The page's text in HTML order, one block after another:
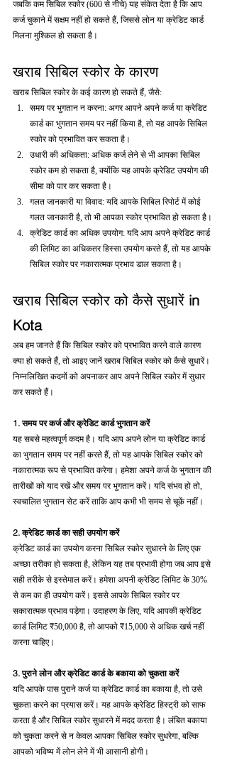
जबकि कम सिबिल स्कोर (600 से नीचे) यह संकेत देता है कि आप
कर्ज चुकाने में सक्षम नहीं हो सकते हैं, जिससे लोन या क्रेडिट कार्ड
मिलना मुश्किल हो सकता है।
खराब सिबिल स्कोर के कारण
खराब सिबिल स्कोर के कई कारण हो सकते हैं, जैसे:
समय पर भुगतान न करना: अगर आपने अपने कर्ज या क्रेडिट
कार्ड का भुगतान समय पर नहीं किया है, तो यह आपके सिबिल
स्कोर को प्रभावित कर सकता है।
उधारी की अधिकता: अधिक कर्ज लेने से भी आपका सिबिल
स्कोर कम हो सकता है, क्योंकि यह आपके क्रेडिट उपयोग की
सीमा को पार कर सकता है।
गलत जानकारी या विवाद: यदि आपके सिबिल रिपोर्ट में कोई
गलत जानकारी है, तो भी आपका स्कोर प्रभावित हो सकता है।
क्रेडिट कार्ड का अधिक उपयोग: यदि आप अपने क्रेडिट कार्ड
की लिमिट का अधिकतर हिस्सा उपयोग करते हैं, तो यह आपके
सिबिल स्कोर पर नकारात्मक प्रभाव डाल सकता है।
खराब सिबिल स्कोर को कैसे सुधारें in
Kota
अब हम जानते हैं कि सिबिल स्कोर को प्रभावित करने वाले कारण
क्या हो सकते हैं, तो आइए जानें खराब सिबिल स्कोर को कैसे सुधारें।
निम्नलिखित कदमों को अपनाकर आप अपने सिबिल स्कोर में सुधार
कर सकते हैं।
1. समय पर कर्ज और क्रेडिट कार्ड भुगतान करें
यह सबसे महत्वपूर्ण कदम है। यदि आप अपने लोन या क्रेडिट कार्ड
का भुगतान समय पर नहीं करते हैं, तो यह आपके सिबिल स्कोर को
नकारात्मक रूप से प्रभावित करेगा। हमेशा अपने कर्ज के भुगतान की
तारीखों को याद रखें और समय पर भुगतान करें। यदि संभव हो तो,
स्वचालित भुगतान सेट करें ताकि आप कभी भी समय से चूकें नहीं।
2. क्रेडिट कार्ड का सही उपयोग करें
क्रेडिट कार्ड का उपयोग करना सिबिल स्कोर सुधारने के लिए एक
अच्छा तरीका हो सकता है, लेकिन यह तब प्रभावी होगा जब आप इसे
सही तरीके से इस्तेमाल करें। हमेशा अपनी क्रेडिट लिमिट के 30%
से कम का ही उपयोग करें। इससे आपके सिबिल स्कोर पर
सकारात्मक प्रभाव पड़ेगा। उदाहरण के लिए, यदि आपकी क्रेडिट
कार्ड लिमिट ₹50,000 है, तो आपको ₹15,000 से अधिक खर्च नहीं
करना चाहिए।
3. पुराने लोन और क्रेडिट कार्ड के बकाया को चुकता करें
यदि आपके पास पुराने कर्ज या क्रेडिट कार्ड का बकाया है, तो उसे
चुकता करने का प्रयास करें। यह आपके क्रेडिट हिस्ट्री को साफ
करता है और सिबिल स्कोर सुधारने में मदद करता है। लंबित बकाया
को चुकता करने से न केवल आपका सिबिल स्कोर सुधरेगा, बल्कि
आपको भविष्य में लोन लेने में भी आसानी होगी।